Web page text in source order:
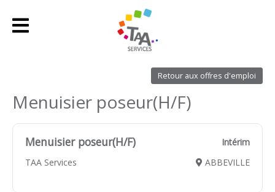
Retour aux offres d'emploi
Menuisier poseur(H/F)
Menuisier poseur(H/F)
Intérim
TAA Services
ABBEVILLE